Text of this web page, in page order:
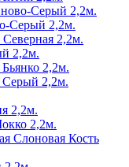
Серый 2,2м.
Серый 2,2м.
2,2м.
2,2м.
2,2м.
Серый 2,2м.
2,2м.
2,2м.
Слоновая Кость